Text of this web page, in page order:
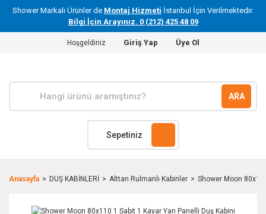
Shower Markalı Ürünler de Montaj Hizmeti İstanbul İçin Verilmektedir.
Bilgi İçin Arayınız. 0 (212) 425 48 09
Hoşgeldiniz Giriş Yap Üye Ol
ARA
Sepetiniz
Anasayfa DUŞ KABİNLERİ Alttan Rulmanlı Kabinler Shower Moon